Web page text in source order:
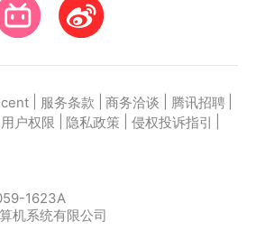
服务条款 商务洽谈 腾讯招聘
用户权限 隐私政策 侵权投诉指引
1623A
机系统有限公司